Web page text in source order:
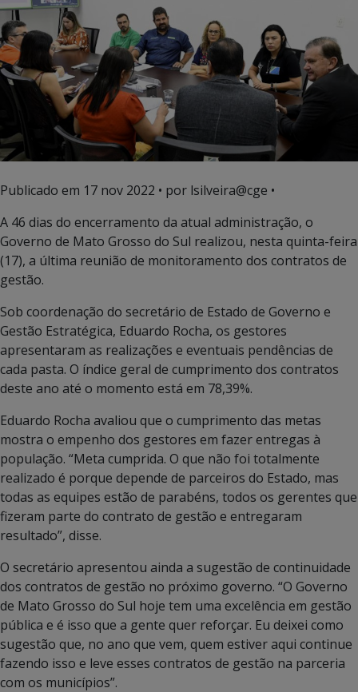
Publicado em 17 nov 2022 • por lsilveira@cge •
A 46 dias do encerramento da atual administração, o
Governo de Mato Grosso do Sul realizou, nesta quinta-feira
(17), a última reunião de monitoramento dos contratos de
gestão.
Sob coordenação do secretário de Estado de Governo e
Gestão Estratégica, Eduardo Rocha, os gestores
apresentaram as realizações e eventuais pendências de
cada pasta. O índice geral de cumprimento dos contratos
deste ano até o momento está em 78,39%.
Eduardo Rocha avaliou que o cumprimento das metas
mostra o empenho dos gestores em fazer entregas à
população. “Meta cumprida. O que não foi totalmente
realizado é porque depende de parceiros do Estado, mas
todas as equipes estão de parabéns, todos os gerentes que
fizeram parte do contrato de gestão e entregaram
resultado”, disse.
O secretário apresentou ainda a sugestão de continuidade
dos contratos de gestão no próximo governo. “O Governo
de Mato Grosso do Sul hoje tem uma excelência em gestão
pública e é isso que a gente quer reforçar. Eu deixei como
sugestão que, no ano que vem, quem estiver aqui continue
fazendo isso e leve esses contratos de gestão na parceria
com os municípios”.